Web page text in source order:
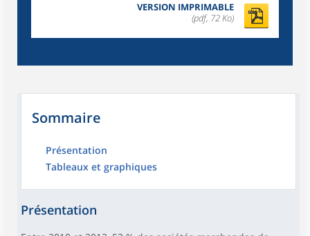
VERSION IMPRIMABLE
(pdf, 72 Ko)
Sommaire
Présentation
Tableaux et graphiques
Présentation